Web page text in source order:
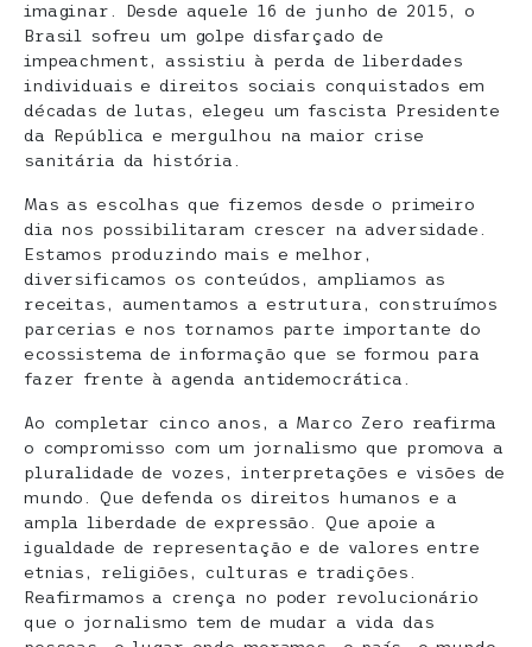
imaginar. Desde aquele 16 de junho de 2015, o
Brasil sofreu um golpe disfarçado de
impeachment, assistiu à perda de liberdades
individuais e direitos sociais conquistados em
décadas de lutas, elegeu um fascista Presidente
da República e mergulhou na maior crise
sanitária da história.
Mas as escolhas que fizemos desde o primeiro
dia nos possibilitaram crescer na adversidade.
Estamos produzindo mais e melhor,
diversificamos os conteúdos, ampliamos as
receitas, aumentamos a estrutura, construímos
parcerias e nos tornamos parte importante do
ecossistema de informação que se formou para
fazer frente à agenda antidemocrática.
Ao completar cinco anos, a Marco Zero reafirma
o compromisso com um jornalismo que promova a
pluralidade de vozes, interpretações e visões de
mundo. Que defenda os direitos humanos e a
ampla liberdade de expressão. Que apoie a
igualdade de representação e de valores entre
etnias, religiões, culturas e tradições.
Reafirmamos a crença no poder revolucionário
que o jornalismo tem de mudar a vida das